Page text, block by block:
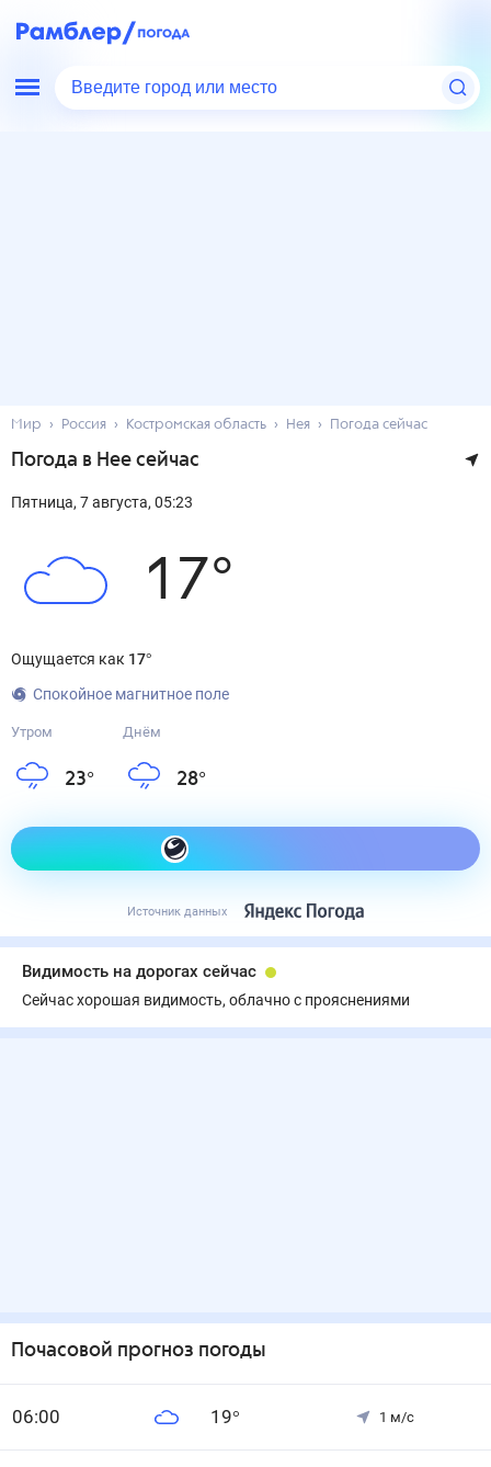
Введите город или место
Мир Россия Костромская область Нея Погода сейчас
Погода в Нее сейчас
Пятница, 7августа, 05:23
17°
Ощущается как 17°
Спокойное магнитное поле
Утром
23°
Днём
28°
Источник данных
Видимость на дорогах сейчас
Сейчас хорошая видимость, облачно с прояснениями
Почасовой прогноз погоды
06:00 19° 1 м/с